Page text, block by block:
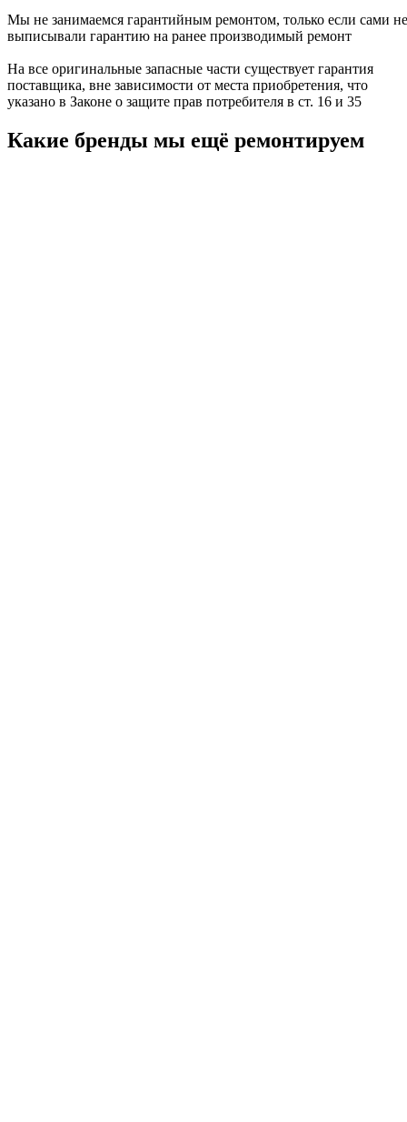
Мы не занимаемся гарантийным ремонтом, только если сами не
выписывали гарантию на ранее производимый ремонт
На все оригинальные запасные части существует гарантия
поставщика, вне зависимости от места приобретения, что
указано в Законе о защите прав потребителя в ст. 16 и 35
Какие бренды мы ещё ремонтируем